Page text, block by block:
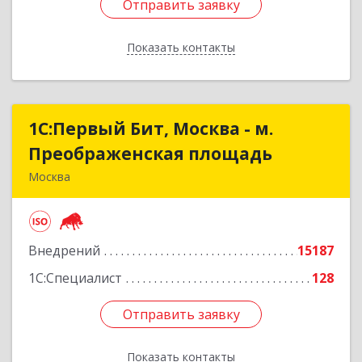
Отправить заявку
Показать контакты
Отправить заявку
Назад
1С:Первый Бит, Москва - м.
Преображенская площадь
Москва
Внедрений
15187
1С:Специалист
128
Отправить заявку
Показать контакты
1С:Первый Бит, Москва - м.
Преображенская площадь
Подробнее
Отправить заявку
Назад